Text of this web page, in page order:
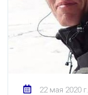
22 мая 2020 г.